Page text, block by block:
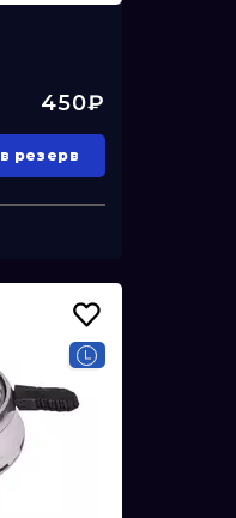
450₽
в резерв